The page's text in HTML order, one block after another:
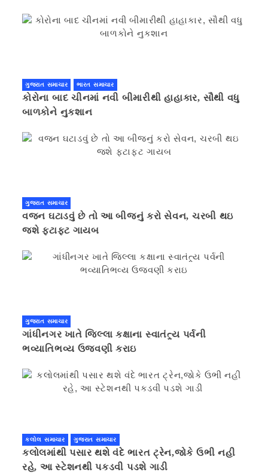
ગુજરાત સમાચાર ભારત સમાચાર
કોરોના બાદ ચીનમાં નવી બીમારીથી હાહાકાર, સૌથી વધુ
બાળકોને નુકશાન
ગુજરાત સમાચાર
વજન ઘટાડવું છે તો આ બીજનું કરો સેવન, ચરબી થઇ
જશે ફટાફટ ગાયબ
ગુજરાત સમાચાર
ગાંધીનગર ખાતે જિલ્લા કક્ષાના સ્વાતંત્ર્ય પર્વની
ભવ્યાતિભવ્ય ઉજવણી કરાઇ
કલોલ સમાચાર ગુજરાત સમાચાર
કલોલમાંથી પસાર થશે વંદે ભારત ટ્રેન,જોકે ઉભી નહી
રહે, આ સ્ટેશનથી પકડવી પડશે ગાડી